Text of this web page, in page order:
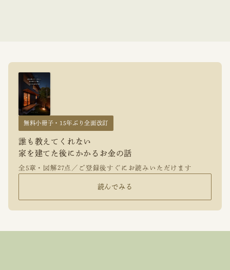
無料小冊子・15年ぶり全面改訂
誰も教えてくれない
家を建てた後にかかるお金の話
全5章・図解27点／ご登録後すぐにお読みいただけます
読んでみる